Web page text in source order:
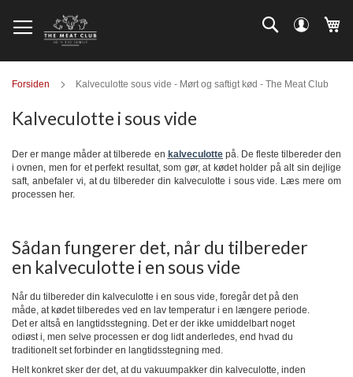
to
Content
Log
ind
Search
Forsiden Kalveculotte sous vide - Mørt og saftigt kød - The Meat Club
Kalveculotte i sous vide
Der er mange måder at tilberede en kalveculottepå. De fleste tilbereder den
i ovnen, men for et perfekt resultat, som gør, at kødet holder på alt sin dejlige
saft, anbefaler vi, at du tilbereder din kalveculotte i sous vide. Læs mere om
processen her.
Sådan fungerer det, når du tilbereder
en kalveculotte i en sous vide
Når du tilbereder din kalveculotte i en sous vide, foregår det på den
måde, at kødet tilberedes ved en lav temperatur i en længere periode.
Det er altså en langtidsstegning. Det er der ikke umiddelbart noget
odiøst i, men selve processen er dog lidt anderledes, end hvad du
traditionelt set forbinder en langtidsstegning med.
Helt konkret sker der det, at du vakuumpakker din kalveculotte, inden